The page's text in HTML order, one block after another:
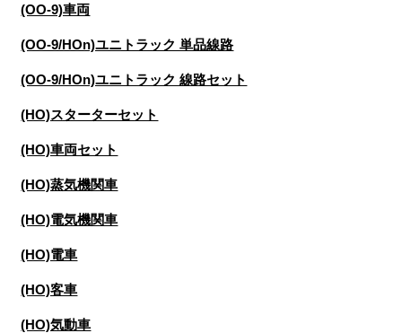
(OO-9)車両
(OO-9/HOn)ユニトラック 単品線路
(OO-9/HOn)ユニトラック 線路セット
(HO)スターターセット
(HO)車両セット
(HO)蒸気機関車
(HO)電気機関車
(HO)電車
(HO)客車
(HO)気動車